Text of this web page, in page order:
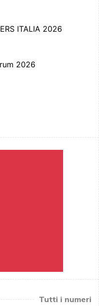
ITALIA 2026
2026
Tutti i numeri